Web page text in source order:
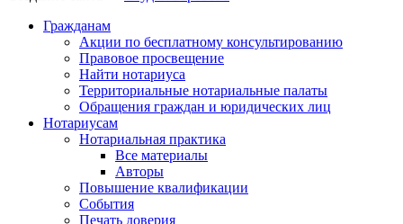
Гражданам
Акции по бесплатному консультированию
Правовое просвещение
Найти нотариуса
Территориальные нотариальные палаты
Обращения граждан и юридических лиц
Нотариусам
Нотариальная практика
Все материалы
Авторы
Повышение квалификации
События
Печать доверия